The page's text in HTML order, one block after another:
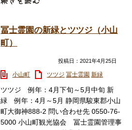
冨士霊園の新緑とツツジ（小山
町）
投稿日：2021年4月25日
小山町 ツツジ 冨士霊園 新緑
ツツジ 例年：4月下旬～5月中旬 新
緑 例年：4月～5月 静岡県駿東郡小山
町大御神888-2 問い合わせ先 0550-76-
5000 小山町観光協会 冨士霊園管理事